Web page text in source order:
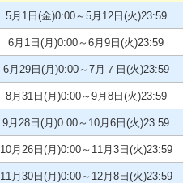
5月1日(金)0:00～5月12日(火)23:59
6月1日(月)0:00～6月9日(火)23:59
6月29日(月)0:00～7月７日(火)23:59
8月31日(月)0:00～9月8日(火)23:59
9月28日(月)0:00～10月6日(火)23:59
10月26日(月)0:00～11月3日(火)23:59
11月30日(月)0:00～12月8日(火)23:59